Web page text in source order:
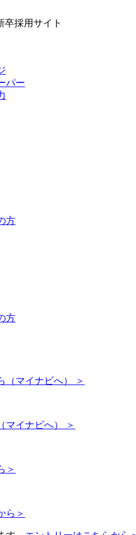
卒採用サイト
パー
方
方
（マイナビへ） ＞
マイナビへ） ＞
＞
ら＞